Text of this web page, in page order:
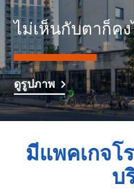
ไม่เห็นกับตาก็คง
ดูรูปภาพ
มีแพคเกจโ
บ